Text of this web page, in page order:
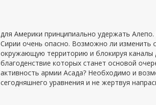
для Америки принципиально удержать
Сирии очень опасно. Возможно ли изменить
окружающую территорию и блокируя каналы
благоденствие которых станет основой
активность армии Асада? Необходимо и
сегодняшнего уравнения и не жертвуя